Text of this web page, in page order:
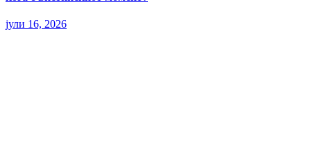
јули 16, 2026